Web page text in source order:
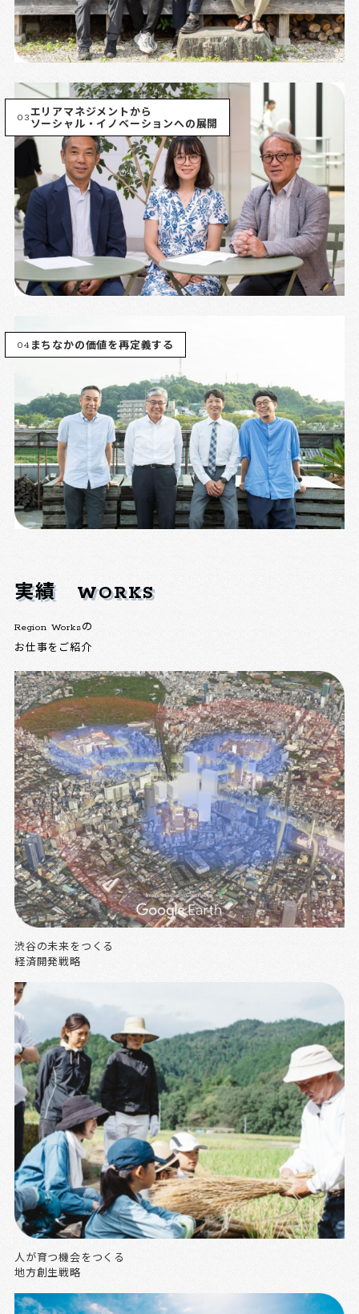
03エリアマネジメントから
ソーシャル・イノベーションへの展開
04 まちなかの価値を再定義する
実績 WORKS
Region Worksの
お仕事をご紹介
渋谷の未来をつくる
経済開発戦略
人が育つ機会をつくる
地方創生戦略